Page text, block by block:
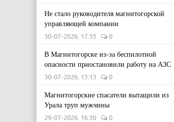
Не стало руководителя магнитогорской
управляющей компании
30-07-2026, 17:35 0
В Магнитогорске из-за беспилотной
опасности приостановили работу на АЗС
30-07-2026, 13:13 0
Магнитогорские спасатели вытащили из
Урала труп мужчины
29-07-2026, 16:30 0